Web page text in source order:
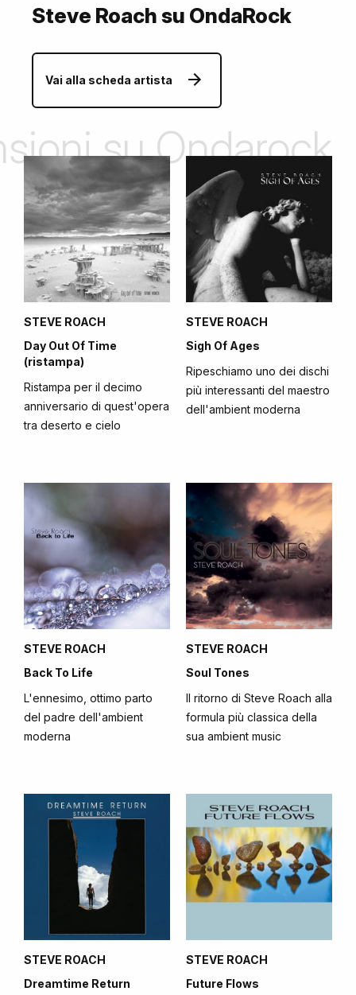
Steve Roach su OndaRock
Vai alla scheda artista
su Ondarock
STEVE ROACH
Day Out Of Time
(ristampa)
Ristampa per il decimo
anniversario di quest'opera
tra deserto e cielo
STEVE ROACH
Sigh Of Ages
Ripeschiamo uno dei dischi
più interessanti del maestro
dell'ambient moderna
STEVE ROACH
Back To Life
L'ennesimo, ottimo parto
del padre dell'ambient
moderna
STEVE ROACH
Soul Tones
Il ritorno di Steve Roach alla
formula più classica della
sua ambient music
STEVE ROACH
Dreamtime Return
STEVE ROACH
Future Flows